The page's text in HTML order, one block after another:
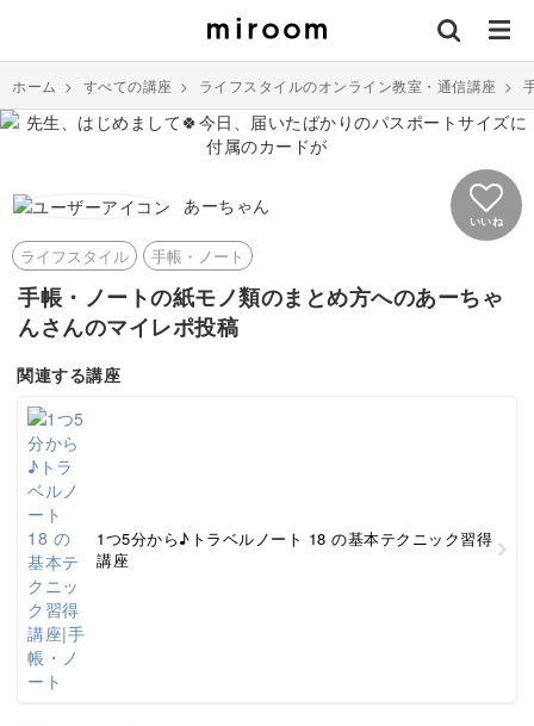
ホーム > すべての講座 > ライフスタイルのオンライン教室・通信講座 >
あーちゃん
いいね
ライフスタイル 手帳・ノート
手帳・ノートの紙モノ類のまとめ方へのあーちゃ
んさんのマイレポ投稿
関連する講座
1つ5分から♪トラベルノート 18 の基本テクニック習得
講座